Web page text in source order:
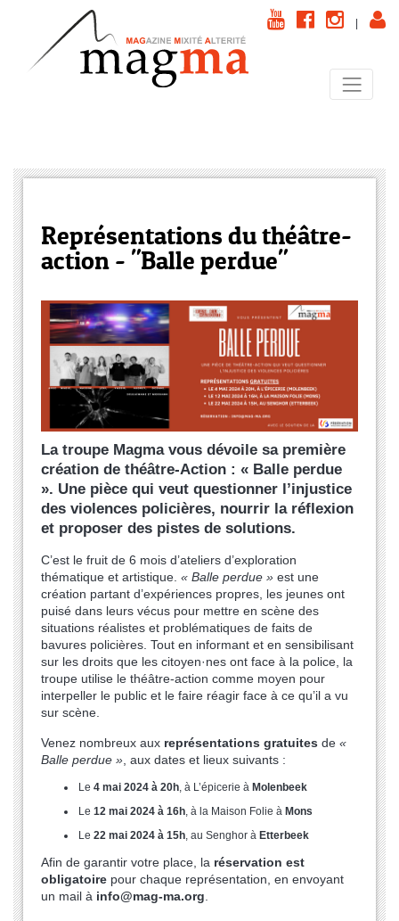
Représentations du théâtre-
action - "Balle perdue"
La troupe Magma vous dévoile sa première
création de théâtre-Action : « Balle perdue
». Une pièce qui veut questionner l’injustice
des violences policières, nourrir la réflexion
et proposer des pistes de solutions.
C’est le fruit de 6 mois d’ateliers d’exploration
thématique et artistique. « Balle perdue » est une
création partant d’expériences propres, les jeunes ont
puisé dans leurs vécus pour mettre en scène des
situations réalistes et problématiques de faits de
bavures policières. Tout en informant et en sensibilisant
sur les droits que les citoyen·nes ont face à la police, la
troupe utilise le théâtre-action comme moyen pour
interpeller le public et le faire réagir face à ce qu’il a vu
sur scène.
Venez nombreux aux représentations gratuites de «
Balle perdue » , aux dates et lieux suivants :
Le 4 mai 2024 à 20h , à L’épicerie à Molenbeek
Le 12 mai 2024 à 16h , à la Maison Folie à Mons
Le 22 mai 2024 à 15h , au Senghor à Etterbeek
Afin de garantir votre place, la réservation est
obligatoire pour chaque représentation, en envoyant
un mail à info@mag-ma.org